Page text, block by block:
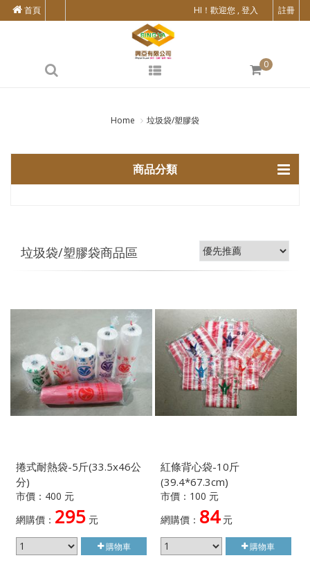
HI！歡迎您 , 登入 註冊
首頁
0
Home 垃圾袋/塑膠袋
商品分類
垃圾袋/塑膠袋商品區
捲式耐熱袋-5斤(33.5x46公
分)
市價：400 元
網購價： 295 元
購物車
紅條背心袋-10斤
(39.4*67.3cm)
市價：100 元
網購價： 84元
購物車